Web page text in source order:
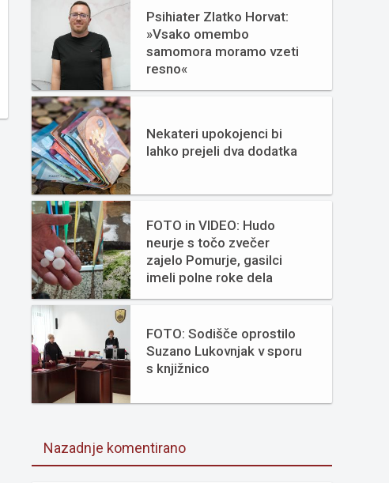
Psihiater Zlatko Horvat:
»Vsako omembo
samomora moramo vzeti
resno«
Nekateri upokojenci bi
lahko prejeli dva dodatka
FOTO in VIDEO: Hudo
neurje s točo zvečer
zajelo Pomurje, gasilci
imeli polne roke dela
FOTO: Sodišče oprostilo
Suzano Lukovnjak v sporu
s knjižnico
Nazadnje komentirano